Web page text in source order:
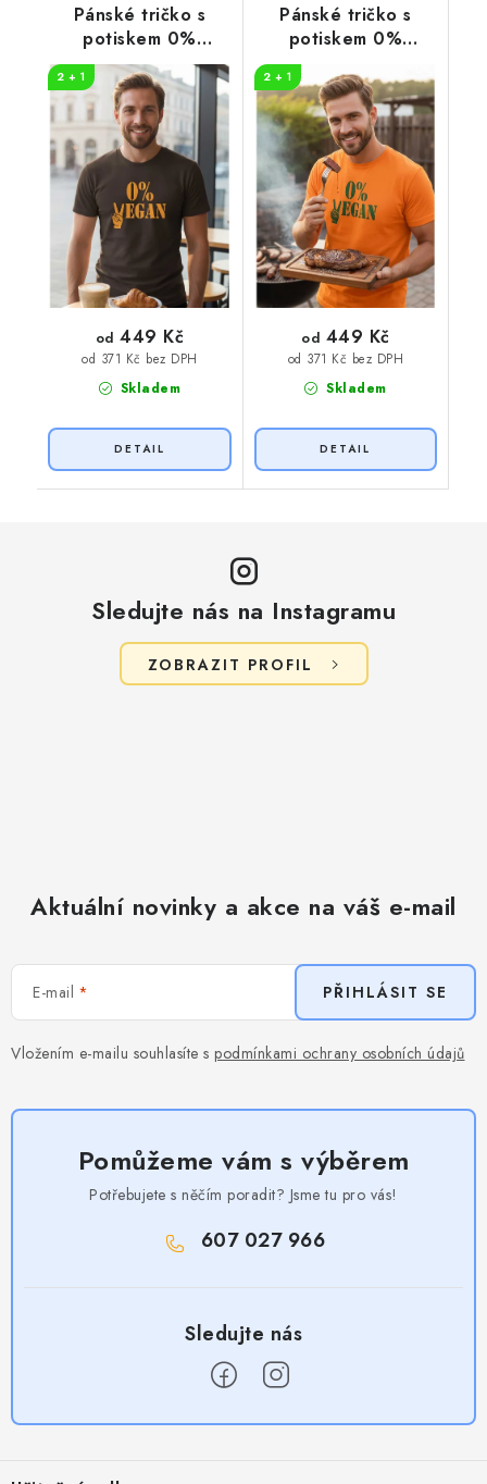
Pánské tričko s
potiskem 0%
VEGAN oranžový
potisk
2 + 1
Skladem
od 371 Kč bez DPH
od 449 Kč
Pánské tričko s
potiskem 0%
VEGAN zelený
potisk
2 + 1
Skladem
od 371 Kč bez DPH
od 449 Kč
Sledujte nás na Instagramu
ZOBRAZIT PROFIL
Aktuální novinky a akce na váš e-mail
E-mail
Vložením e-mailu souhlasíte s podmínkami ochrany osobních údajů
PŘIHLÁSIT SE
Pomůžeme vám s výběrem
Potřebujete s něčím poradit? Jsme tu pro vás!
607 027 966